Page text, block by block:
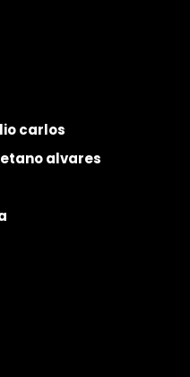
carlos
alvares